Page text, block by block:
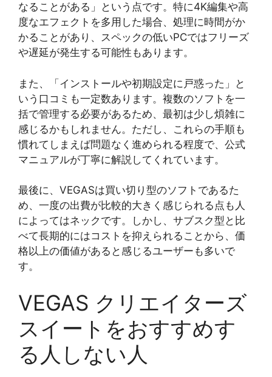
なることがある」という点です。特に4K編集や高
度なエフェクトを多用した場合、処理に時間がか
かることがあり、スペックの低いPCではフリーズ
や遅延が発生する可能性もあります。
また、「インストールや初期設定に戸惑った」と
いう口コミも一定数あります。複数のソフトを一
括で管理する必要があるため、最初は少し煩雑に
感じるかもしれません。ただし、これらの手順も
慣れてしまえば問題なく進められる程度で、公式
マニュアルが丁寧に解説してくれています。
最後に、VEGASは買い切り型のソフトであるた
め、一度の出費が比較的大きく感じられる点も人
によってはネックです。しかし、サブスク型と比
べて長期的にはコストを抑えられることから、価
格以上の価値があると感じるユーザーも多いで
す。
VEGAS クリエイターズ
スイートをおすすめす
る人しない人